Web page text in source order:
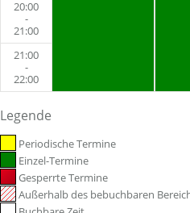
20:00
-
21:00
21:00
-
22:00
Legende
Periodische Termine
Einzel-Termine
Gesperrte Termine
Außerhalb des bebuchbaren